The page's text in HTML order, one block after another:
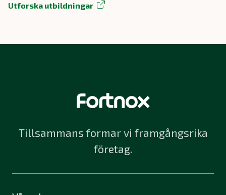
Utforska utbildningar
Tillsammans formar vi framgångsrika
företag.